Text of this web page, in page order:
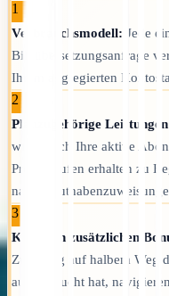
1
Verbrauchsmodell: Jede
Bildübersetzungsanfrage
Ihrem aggregierten
2
Planzugehörige
wird durch Ihre aktive
Projektstufen erhalten zu
native
3
Kauf von zusätzlichen
Zuteilung auf halbem Weg
aufgebraucht hat,